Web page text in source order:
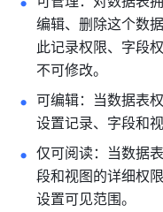
编辑、删除这个数
此记录权限、字段
不可修改。
可编辑：当数据表
设置记录、字段和
仅可阅读：当数据
段和视图的详细权
设置可见范围。